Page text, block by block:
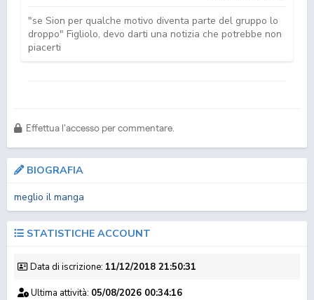
Dr. Stone 4 Part 3
Nippon Sangoku: The
Re:ZERO -Starting Life
Daemons of the
"se Sion per qualche motivo diventa parte del gruppo lo
droppo" Figliolo, devo darti una notizia che potrebbe non
piacerti
21/12/2023 21:54:14
sei troppo forte
Effettua l'accesso per commentare.
BIOGRAFIA
meglio il manga
STATISTICHE ACCOUNT
Data di iscrizione: 11/12/2018 21:50:31
Ultima attività: 05/08/2026 00:34:16